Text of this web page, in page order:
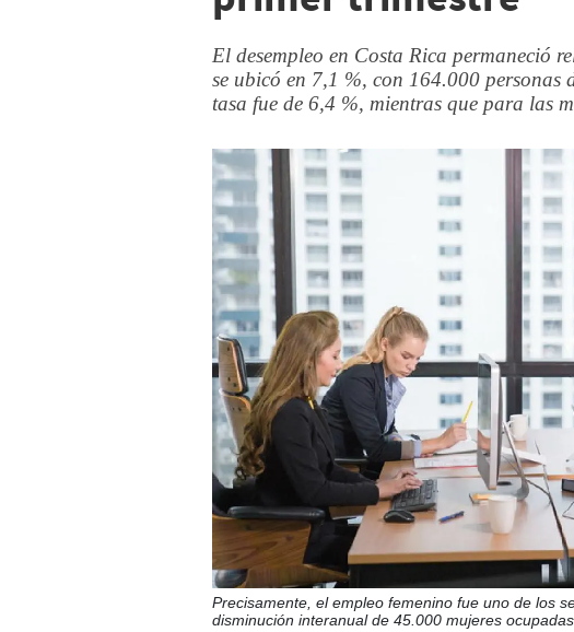
El desempleo en Costa Rica permaneció
se ubicó en 7,1 %, con 164.000 personas
tasa fue de 6,4 %, mientras que para las
Precisamente, el empleo femenino fue uno de los
disminución interanual de 45.000 mujeres